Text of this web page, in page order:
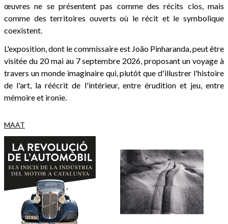
œuvres ne se présentent pas comme des récits clos, mais
comme des territoires ouverts où le récit et le symbolique
coexistent.
L'exposition, dont le commissaire est João Pinharanda, peut être
visitée du 20 mai au 7 septembre 2026, proposant un voyage à
travers un monde imaginaire qui, plutôt que d'illustrer l'histoire
de l'art, la réécrit de l'intérieur, entre érudition et jeu, entre
mémoire et ironie.
MAAT